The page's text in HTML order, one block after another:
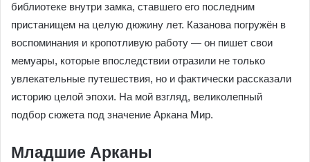
библиотеке внутри замка, ставшего его последним
пристанищем на целую дюжину лет. Казанова погружён в
воспоминания и кропотливую работу — он пишет свои
мемуары, которые впоследствии отразили не только
увлекательные путешествия, но и фактически рассказали
историю целой эпохи. На мой взгляд, великолепный
подбор сюжета под значение Аркана Мир.
Младшие Арканы